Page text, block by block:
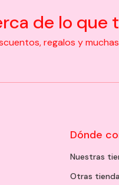
de lo que
regalos y
Dónde
Nuestras
Otras